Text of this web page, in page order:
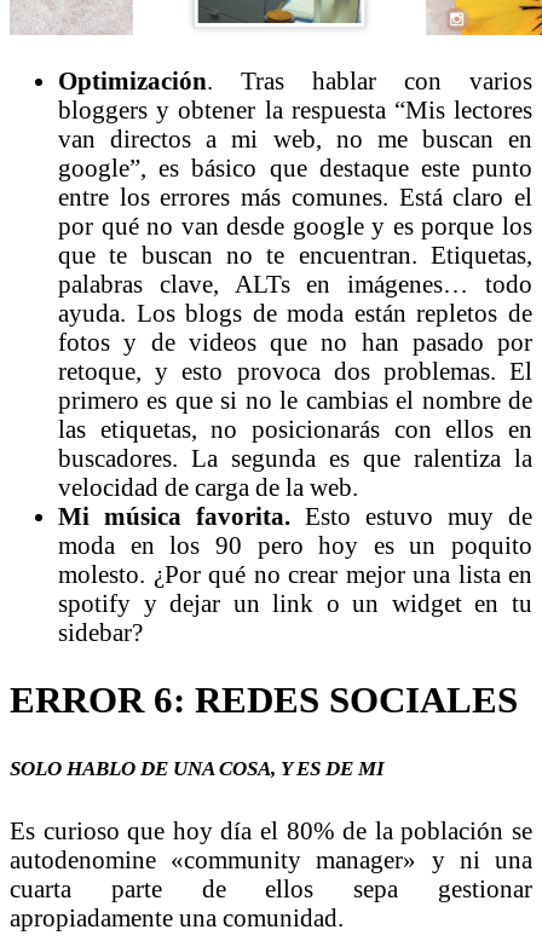
Optimización. Tras hablar con varios
bloggers y obtener la respuesta “Mis lectores
van directos a mi web, no me buscan en
google”, es básico que destaque este punto
entre los errores más comunes. Está claro el
por qué no van desde google y es porque los
que te buscan no te encuentran. Etiquetas,
palabras clave, ALTs en imágenes… todo
ayuda. Los blogs de moda están repletos de
fotos y de videos que no han pasado por
retoque, y esto provoca dos problemas. El
primero es que si no le cambias el nombre de
las etiquetas, no posicionarás con ellos en
buscadores. La segunda es que ralentiza la
velocidad de carga de la web.
Mi música favorita. Esto estuvo muy de
moda en los 90 pero hoy es un poquito
molesto. ¿Por qué no crear mejor una lista en
spotify y dejar un link o un widget en tu
sidebar?
ERROR 6: REDES SOCIALES
SOLO HABLO DE UNA COSA, Y ES DE MI
Es curioso que hoy día el 80% de la población se
autodenomine «community manager» y ni una
cuarta parte de ellos sepa gestionar
apropiadamente una comunidad.